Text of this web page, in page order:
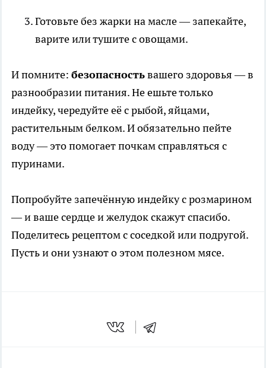
Готовьте без жарки на масле — запекайте,
варите или тушите с овощами.
И помните: безопасностьвашего здоровья — в
разнообразии питания. Не ешьте только
индейку, чередуйте её с рыбой, яйцами,
растительным белком. И обязательно пейте
воду — это помогает почкам справляться с
пуринами.
Попробуйте запечённую индейку с розмарином
— и ваше сердце и желудок скажут спасибо.
Поделитесь рецептом с соседкой или подругой.
Пусть и они узнают о этом полезном мясе.